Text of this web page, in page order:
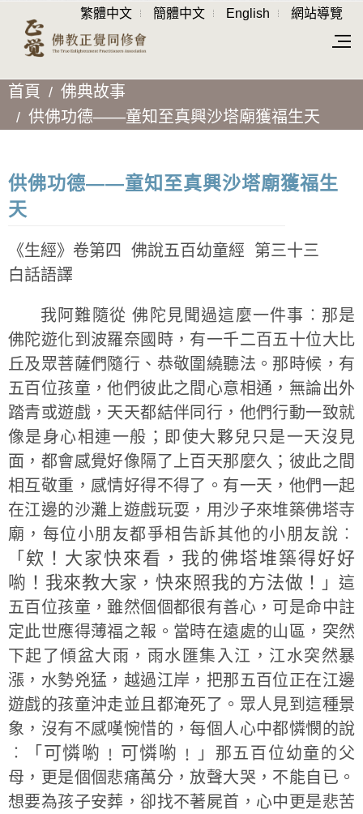
繁體中文 簡體中文 English 網站導覽
首頁
佛典故事
供佛功德——童知至真興沙塔廟獲福生天
供佛功德——童知至真興沙塔廟獲福生
天
《生經》卷第四 佛說五百幼童經 第三十三
白話語譯
我阿難隨從 佛陀見聞過這麼一件事︰那是
佛陀遊化到波羅奈國時，有一千二百五十位大比
丘及眾菩薩們隨行、恭敬圍繞聽法。那時候，有
五百位孩童，他們彼此之間心意相通，無論出外
踏青或遊戲，天天都結伴同行，他們行動一致就
像是身心相連一般；即使大夥兒只是一天沒見
面，都會感覺好像隔了上百天那麼久；彼此之間
相互敬重，感情好得不得了。有一天，他們一起
在江邊的沙灘上遊戲玩耍，用沙子來堆築佛塔寺
廟，每位小朋友都爭相告訴其他的小朋友說︰
「 欸！大家快來看，我的佛塔堆築得好好
喲！我來教大家，快來照我的方法做！
」這
五百位孩童，雖然個個都很有善心，可是命中註
定此世應得薄福之報。當時在遠處的山區，突然
下起了傾盆大雨，雨水匯集入江，江水突然暴
漲，水勢兇猛，越過江岸，把那五百位正在江邊
遊戲的孩童沖走並且都淹死了。眾人見到這種景
象，沒有不感嘆惋惜的，每個人心中都憐憫的說
︰「 可憐喲﹗可憐喲﹗
」那五百位幼童的父
母，更是個個悲痛萬分，放聲大哭，不能自已。
想要為孩子安葬，卻找不著屍首，心中更是悲苦